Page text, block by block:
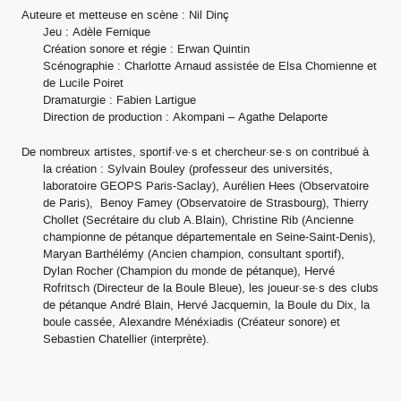
Auteure et metteuse en scène : Nil Dinç
Jeu : Adèle Fernique
Création sonore et régie : Erwan Quintin
Scénographie : Charlotte Arnaud assistée de Elsa Chomienne et
de Lucile Poiret
Dramaturgie : Fabien Lartigue
Direction de production : Akompani – Agathe Delaporte
De nombreux artistes, sportif·ve·s et chercheur·se·s on contribué à
la création : Sylvain Bouley (professeur des universités,
laboratoire GEOPS Paris-Saclay), Aurélien Hees (Observatoire
de Paris), Benoy Famey (Observatoire de Strasbourg), Thierry
Chollet (Secrétaire du club A.Blain), Christine Rib (Ancienne
championne de pétanque départementale en Seine-Saint-Denis),
Maryan Barthélémy (Ancien champion, consultant sportif),
Dylan Rocher (Champion du monde de pétanque), Hervé
Rofritsch (Directeur de la Boule Bleue), les joueur·se·s des clubs
de pétanque André Blain, Hervé Jacquemin, la Boule du Dix, la
boule cassée, Alexandre Ménéxiadis (Créateur sonore) et
Sebastien Chatellier (interprète).